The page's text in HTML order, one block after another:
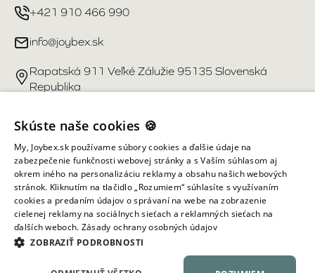
+421 910 466 990
info@joybex.sk
Rapatská 911 Veľké Zálužie 95135 Slovenská
Republika
Užitočné odkazy
Účet
Informácie obchodu
Všetky práva vyhradené ©
Skúste naše cookies 🍪
My, Joybex.sk používame súbory cookies a ďalšie údaje na
zabezpečenie funkčnosti webovej stránky a s Vaším súhlasom aj
okrem iného na personalizáciu reklamy a obsahu našich webových
stránok. Kliknutím na tlačidlo „Rozumiem“ súhlasíte s využívaním
cookies a predaním údajov o správaní na webe na zobrazenie
cielenej reklamy na sociálnych sieťach a reklamných sieťach na
ďalších weboch. Zásady ochrany osobných údajov
ZOBRAZIŤ PODROBNOSTI